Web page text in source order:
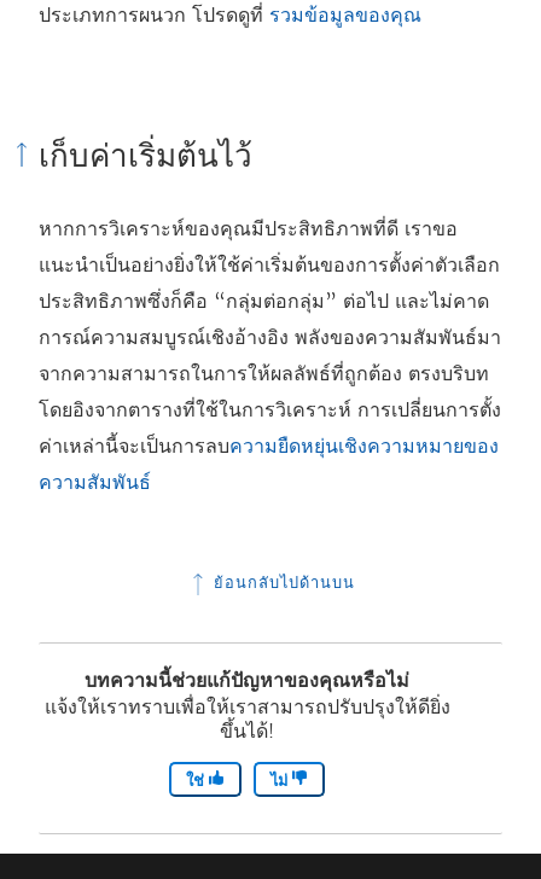
ประเภทการผนวก โปรดดูที่ รวมข้อมูลของคุณ
เก็บค่าเริ่มต้นไว้
หากการวิเคราะห์ของคุณมีประสิทธิภาพที่ดี เราขอ
แนะนำเป็นอย่างยิ่งให้ใช้ค่าเริ่มต้นของการตั้งค่าตัวเลือก
ประสิทธิภาพซึ่งก็คือ “กลุ่มต่อกลุ่ม” ต่อไป และไม่คาด
การณ์ความสมบูรณ์เชิงอ้างอิง พลังของความสัมพันธ์มา
จากความสามารถในการให้ผลลัพธ์ที่ถูกต้อง ตรงบริบท
โดยอิงจากตารางที่ใช้ในการวิเคราะห์ การเปลี่ยนการตั้ง
ค่าเหล่านี้จะเป็นการลบความยืดหยุ่นเชิงความหมายของ
ความสัมพันธ์
ย้อนกลับไปด้านบน
บทความนี้ช่วยแก้ปัญหาของคุณหรือไม่
แจ้งให้เราทราบเพื่อให้เราสามารถปรับปรุงให้ดียิ่ง
ขึ้นได้!
ใช่ ไม่